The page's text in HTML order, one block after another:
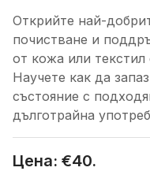
Открийте най-
почистване и
от кожа или
Научете как да
състояние с
дълготрайна
Цена: €40.